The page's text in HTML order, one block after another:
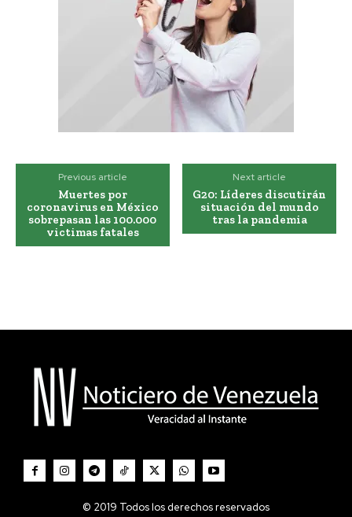
Previous article
Muertes por
coronavirus en México
sobrepasan las 100.000
victimas fatales
Next article
G20: Líderes discutirán
situación del mundo
tras la pandemia
© 2019 Todos los derechos reservados